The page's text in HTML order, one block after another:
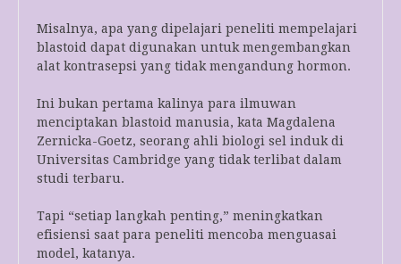
Misalnya, apa yang dipelajari peneliti mempelajari
blastoid dapat digunakan untuk mengembangkan
alat kontrasepsi yang tidak mengandung hormon.
Ini bukan pertama kalinya para ilmuwan
menciptakan blastoid manusia, kata Magdalena
Zernicka-Goetz, seorang ahli biologi sel induk di
Universitas Cambridge yang tidak terlibat dalam
studi terbaru.
Tapi “setiap langkah penting,” meningkatkan
efisiensi saat para peneliti mencoba menguasai
model, katanya.